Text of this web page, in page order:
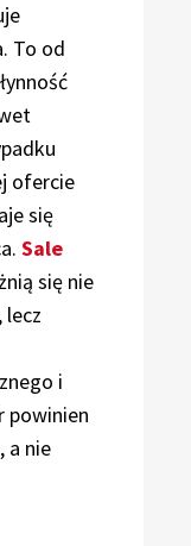
To od
ofercie
się
Sale
się nie
i
powinien
a nie